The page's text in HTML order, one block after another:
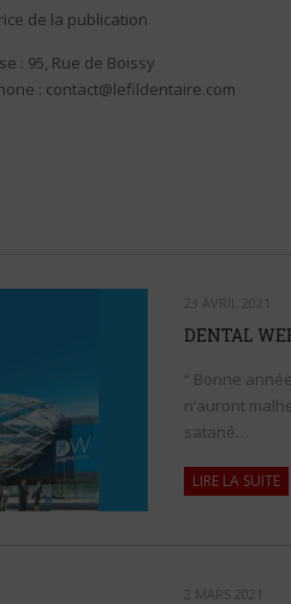
de la publication
: 95, Rue de Boissy
: contact@lefildentaire.com
23 AVRIL 2021
DENTAL
“ Bonne
n’auront
satané…
LIRE LA SUITE
2 MARS 2021